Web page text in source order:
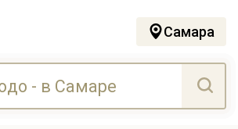
Самара